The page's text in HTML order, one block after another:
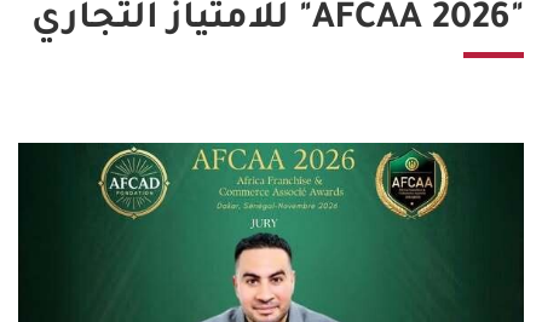
"AFCAA 2026" للامتياز التجاري